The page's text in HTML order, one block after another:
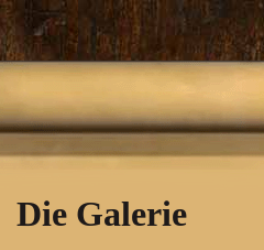
Die Galerie